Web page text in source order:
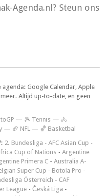
Agenda.nl? Steun ons
Google Calendar, Apple
Altijd up-to-date, en geen
— 🎾 Tennis — 🚴
— 🏈 NFL — 🏀 Basketbal
2. Bundesliga - AFC Asian Cup -
Cup of Nations - Argentine
Primera C - Australia A-
Super Cup - Botola Pro -
Österreich - CAF
League - Česká Liga -